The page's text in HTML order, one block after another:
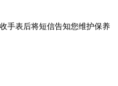
手表后将短信告知您维护保养